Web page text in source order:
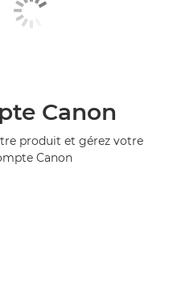
Canon
produit et gérez votre
Canon